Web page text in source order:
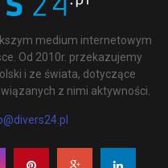
medium internetowym
Od 2010r. przekazujemy
i ze świata, dotyczące
z nimi aktywności.